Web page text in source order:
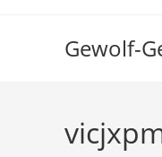
Gewolf-